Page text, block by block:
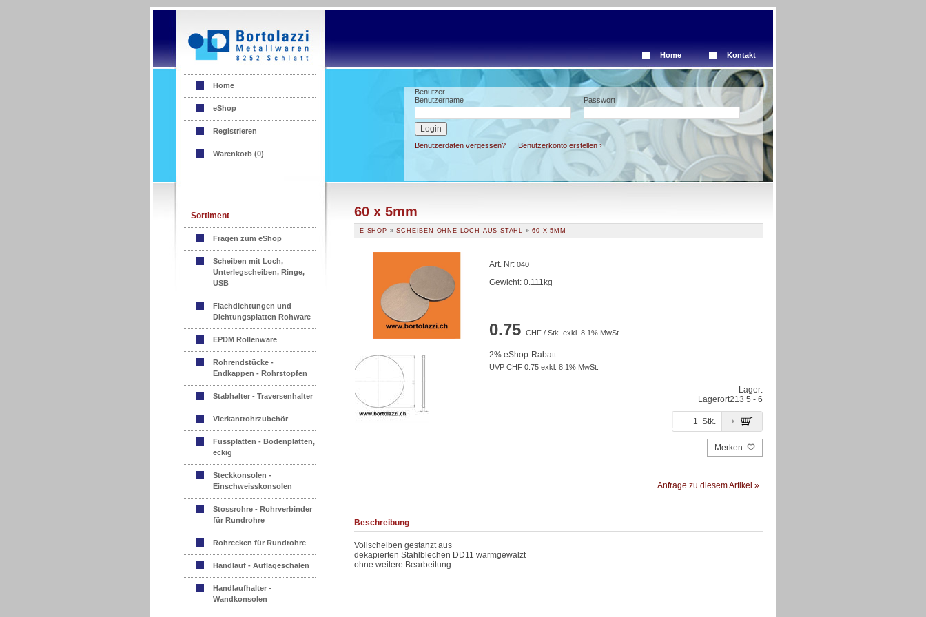
Home Kontakt
Home
eShop
Registrieren
Warenkorb (0)
Benutzer
Benutzername
Passwort
Benutzerdaten vergessen? Benutzerkonto erstellen ›
Sortiment
Fragen zum eShop
Scheiben mit Loch,
Unterlegscheiben, Ringe,
USB
Flachdichtungen und
Dichtungsplatten Rohware
EPDM Rollenware
Rohrendstücke -
Endkappen - Rohrstopfen
Stabhalter - Traversenhalter
Vierkantrohrzubehör
Fussplatten - Bodenplatten,
eckig
Steckkonsolen -
Einschweisskonsolen
Stossrohre - Rohrverbinder
für Rundrohre
Rohrecken für Rundrohre
Handlauf - Auflageschalen
Handlaufhalter -
Wandkonsolen
60 x 5mm
E-SHOP »SCHEIBEN OHNE LOCH AUS STAHL »60 X 5MM
Art. Nr: 040
Gewicht: 0.111kg
0.75 CHF / Stk. exkl. 8.1% MwSt.
2% eShop-Rabatt
UVP CHF 0.75 exkl. 8.1% MwSt.
Lager:
Lagerort213 5 - 6
Stk.
Merken
Anfrage zu diesem Artikel »
Beschreibung
Vollscheiben gestanzt aus
dekapierten Stahlblechen DD11 warmgewalzt
ohne weitere Bearbeitung